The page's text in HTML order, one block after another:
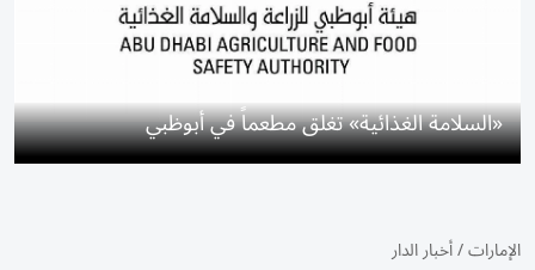
«السلامة الغذائية» تغلق مطعماً في أبوظبي
الإمارات/أخبار الدار